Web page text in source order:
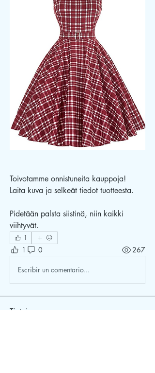
Toivotamme onnistuneita kauppoja!
Laita kuva ja selkeät tiedot tuotteesta.
Pidetään palsta siistinä, niin kaikki
viihtyvät.
1
1 0 267
Escribir un comentario...
Tietoja